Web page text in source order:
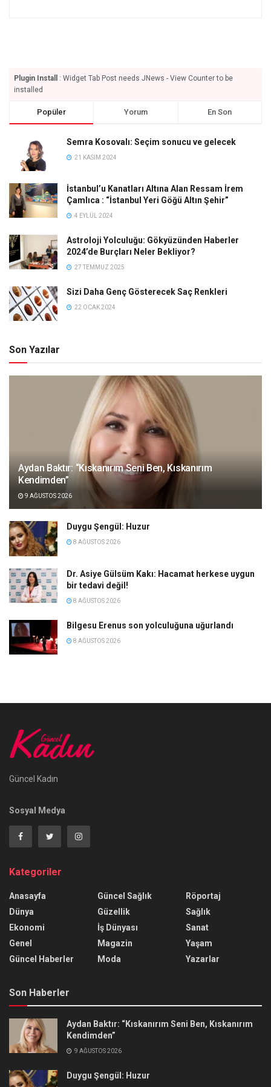
Plugin Install
: Widget Tab Post needs JNews - View Counter to be
installed
Popüler Yorum En Son
Semra Kosovalı: Seçim sonucu ve gelecek
21 KASIM 2024
İstanbul’u Kanatları Altına Alan Ressam İrem
Çamlıca : “İstanbul Yeri Göğü Altın Şehir”
4 EYLÜL 2024
Astroloji Yolculuğu: Gökyüzünden Haberler
2024’de Burçları Neler Bekliyor?
27 TEMMUZ 2025
Sizi Daha Genç Gösterecek Saç Renkleri
22 OCAK 2024
Son Yazılar
Aydan Baktır: “Kıskanırım Seni Ben, Kıskanırım
Kendimden”
9 AĞUSTOS 2026
Duygu Şengül: Huzur
8 AĞUSTOS 2026
Dr. Asiye Gülsüm Kakı: Hacamat herkese uygun
bir tedavi değil!
8 AĞUSTOS 2026
Bilgesu Erenus son yolculuğuna uğurlandı
8 AĞUSTOS 2026
Güncel Kadın
Sosyal Medya
Kategoriler
Anasayfa
Dünya
Ekonomi
Genel
Güncel Haberler
Güncel Sağlık
Güzellik
İş Dünyası
Magazin
Moda
Röportaj
Sağlık
Sanat
Yaşam
Yazarlar
Son Haberler
Aydan Baktır: “Kıskanırım Seni Ben, Kıskanırım
Kendimden”
9 AĞUSTOS 2026
Duygu Şengül: Huzur